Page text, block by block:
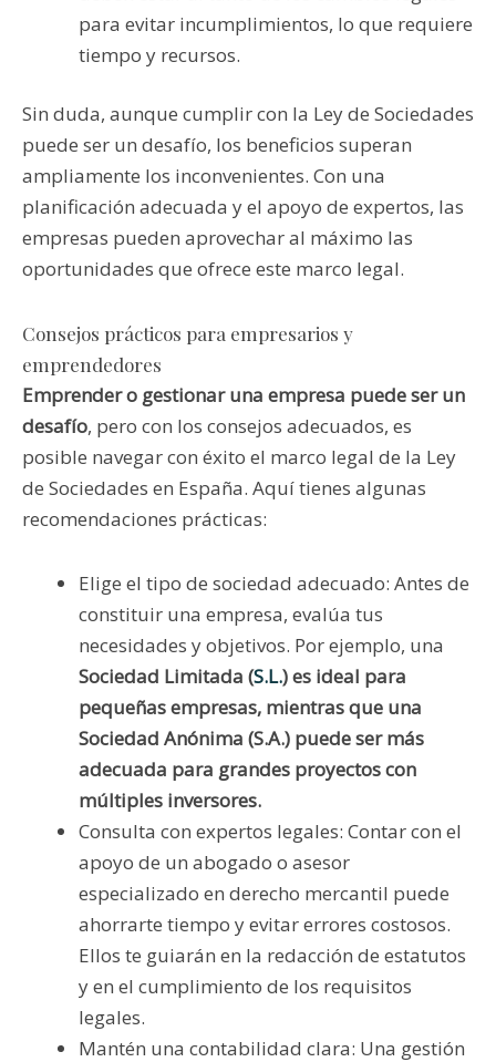
para evitar incumplimientos, lo que requiere
tiempo y recursos.
Sin duda, aunque cumplir con la Ley de Sociedades
puede ser un desafío, los beneficios superan
ampliamente los inconvenientes. Con una
planificación adecuada y el apoyo de expertos, las
empresas pueden aprovechar al máximo las
oportunidades que ofrece este marco legal.
Consejos prácticos para empresarios y
emprendedores
Emprender o gestionar una empresa puede ser un
desafío, pero con los consejos adecuados, es
posible navegar con éxito el marco legal de la Ley
de Sociedades en España. Aquí tienes algunas
recomendaciones prácticas:
Elige el tipo de sociedad adecuado: Antes de
constituir una empresa, evalúa tus
necesidades y objetivos. Por ejemplo, una
Sociedad Limitada (S.L.) es ideal para
pequeñas empresas, mientras que una
Sociedad Anónima (S.A.) puede ser más
adecuada para grandes proyectos con
múltiples inversores.
Consulta con expertos legales: Contar con el
apoyo de un abogado o asesor
especializado en derecho mercantil puede
ahorrarte tiempo y evitar errores costosos.
Ellos te guiarán en la redacción de estatutos
y en el cumplimiento de los requisitos
legales.
Mantén una contabilidad clara: Una gestión